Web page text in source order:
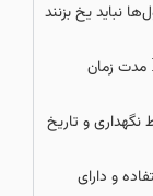
نباید یخ بزنند
مدت زمان
نگهداری و تاریخ
و دارای